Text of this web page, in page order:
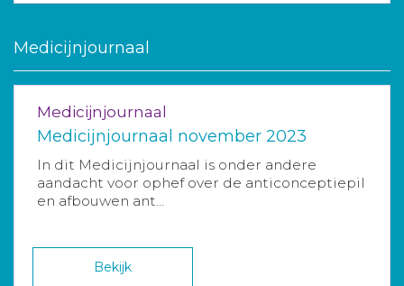
Medicijnjournaal
Medicijnjournaal
Medicijnjournaal november 2023
In dit Medicijnjournaal is onder andere
aandacht voor ophef over de anticonceptiepil
en afbouwen ant...
Bekijk